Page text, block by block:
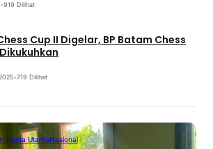
•919 Dilihat
Cup II Digelar, BP Batam Chess
•719 Dilihat
Berita UtamaNasional